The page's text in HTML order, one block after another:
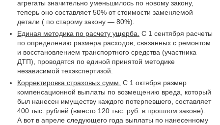
агрегаты значительно уменьшилось по новому закону,
теперь оно составляет 50% от стоимости заменяемой
детали ( по старому закону — 80%).
Единая методика по расчету ущерба. С 1 сентября расчеты
по определению размера расходов, связанных с ремонтом
и восстановлением транспортного средства (участника
ДТП), проводятся по единой принятой методике
независимой техэкспертизой.
Корректировка страховых сумм. С 1 октября размер
компенсационной выплаты по возмещению вреда, который
был нанесен имуществу каждого потерпевшего, составляет
400 тыс. рублей (вместо 120 тыс. руб. в прошлом законе).
А вот в апреле следующего года выплаты по нанесенному